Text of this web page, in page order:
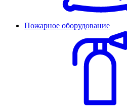
Пожарное оборудование